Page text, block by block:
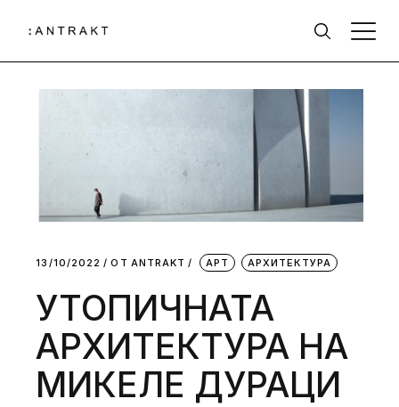
13/10/2022 ОТ АNTRAKT АРТ АРХИТЕКТУРА
УТОПИЧНАТА
АРХИТЕКТУРА НА
МИКЕЛЕ ДУРАЦИ